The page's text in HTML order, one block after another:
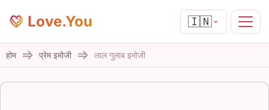
Love.You 🇮🇳
होम प्रेम इमोजी लाल गुलाब इमोजी